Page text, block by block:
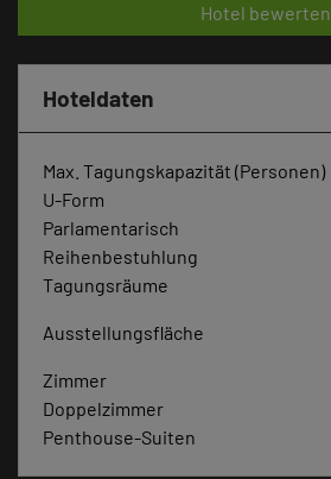
Hotel bewerten
Hoteldaten
Max. Tagungskapazität (Personen)
U-Form
Parlamentarisch
Reihenbestuhlung
Tagungsräume
Ausstellungsfläche
Zimmer
Doppelzimmer
Penthouse-Suiten